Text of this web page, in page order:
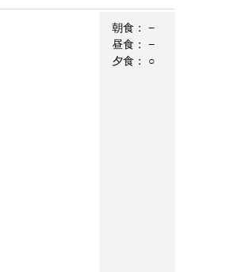
朝食：
−
昼食：
−
夕食：
○